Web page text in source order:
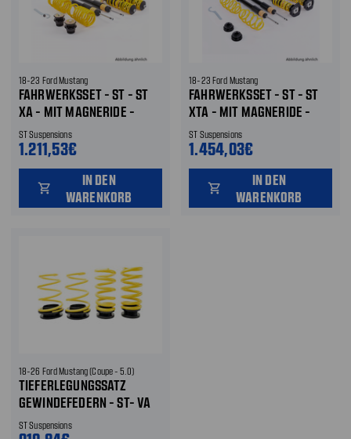
18-23 Ford Mustang
FAHRWERKSSET - ST - ST
XA - MIT MAGNERIDE -
ZUGSTUFE VERSTELLBAR
ST Suspensions
1.211,53€
shopping_cart
IN DEN
WARENKORB
18-23 Ford Mustang
FAHRWERKSSET - ST - ST
XTA - MIT MAGNERIDE -
ZUGSTUFE VERSTELLBAR &
DOMLAGER
ST Suspensions
1.454,03€
shopping_cart
IN DEN
WARENKORB
18-26 Ford Mustang (Coupe - 5.0)
TIEFERLEGUNGSSATZ
GEWINDEFEDERN - ST- VA
UND HA (FHZG. MIT
ST Suspensions